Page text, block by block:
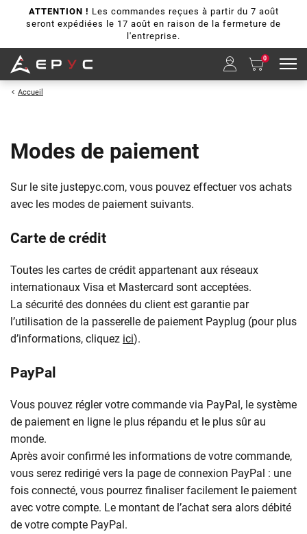
ATTENTION ! Les commandes reçues à partir du 7 août
seront expédiées le 17 août en raison de la fermeture de
l'entreprise.
0
Accueil
Modes de paiement
Sur le site justepyc.com, vous pouvez effectuer vos achats
avec les modes de paiement suivants.
Carte de crédit
Toutes les cartes de crédit appartenant aux réseaux
internationaux Visa et Mastercard sont acceptées.
La sécurité des données du client est garantie par
l’utilisation de la passerelle de paiement Payplug (pour plus
d’informations, cliquez ici).
PayPal
Vous pouvez régler votre commande via PayPal, le système
de paiement en ligne le plus répandu et le plus sûr au
monde.
Après avoir confirmé les informations de votre commande,
vous serez redirigé vers la page de connexion PayPal : une
fois connecté, vous pourrez finaliser facilement le paiement
avec votre compte. Le montant de l’achat sera alors débité
de votre compte PayPal.